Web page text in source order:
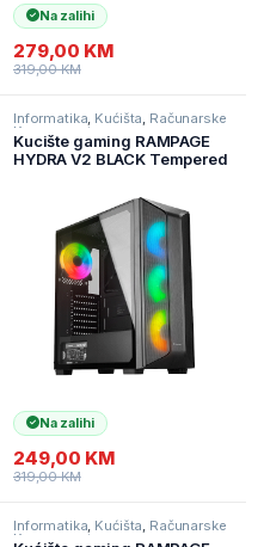
Na zalihi
279,00 KM
319,00KM
Informatika, Kućišta, Računarske
Komponente
Kucište gaming RAMPAGE
HYDRA V2 BLACK Tempered
4*ARGB Infinity Fan+Hub E-
ATX Exclusive Gaming
Na zalihi
249,00 KM
319,00KM
Informatika, Kućišta, Računarske
Komponente